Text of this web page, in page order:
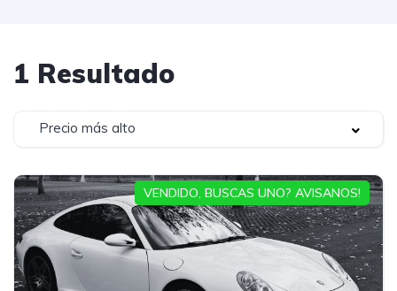
1 Resultado
Precio más alto
VENDIDO, BUSCAS UNO? AVISANOS!